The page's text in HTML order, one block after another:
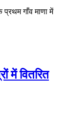
प्रथम गाँव माणा में
में वितरित